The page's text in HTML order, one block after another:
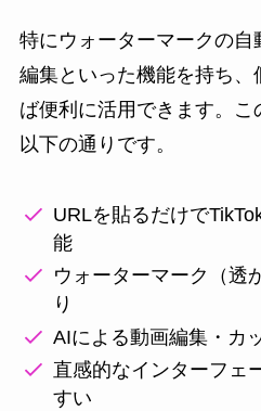
特にウォーターマークの
編集といった機能を持ち
ば便利に活用できます。
以下の通りです。
URLを貼るだけで
能
ウォーターマーク（透
り
AIによる動画編集・カ
直感的なインターフェ
すい